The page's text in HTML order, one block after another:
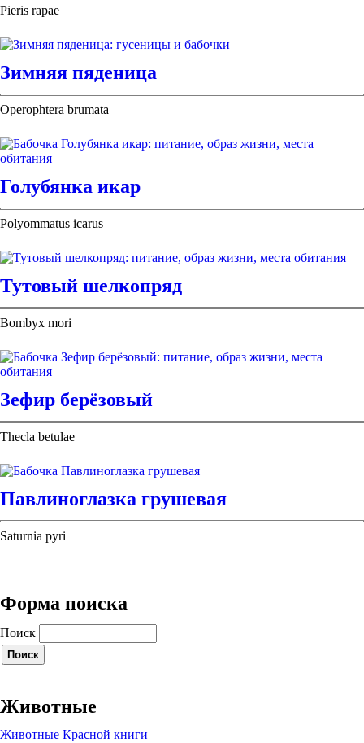
Pieris rapae
Зимняя пяденица
Operophtera brumata
Голубянка икар
Polyommatus icarus
Тутовый шелкопряд
Bombyx mori
Зефир берёзовый
Thecla betulae
Павлиноглазка грушевая
Saturnia pyri
Форма поиска
Поиск
Животные
Животные Красной книги